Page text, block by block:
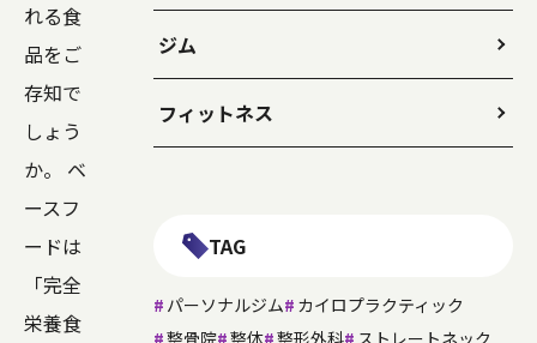
れる食
品をご
存知で
しょう
か。 ベ
ースフ
ードは
「完全
栄養食
ジム
フィットネス
TAG
パーソナルジム
カイロプラクティック